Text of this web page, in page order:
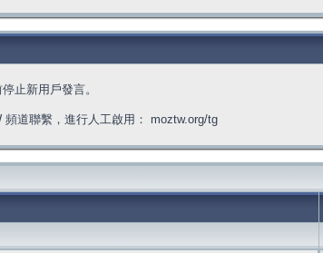
止新用戶發言。
道聯繫，進行人工啟用： moztw.org/tg